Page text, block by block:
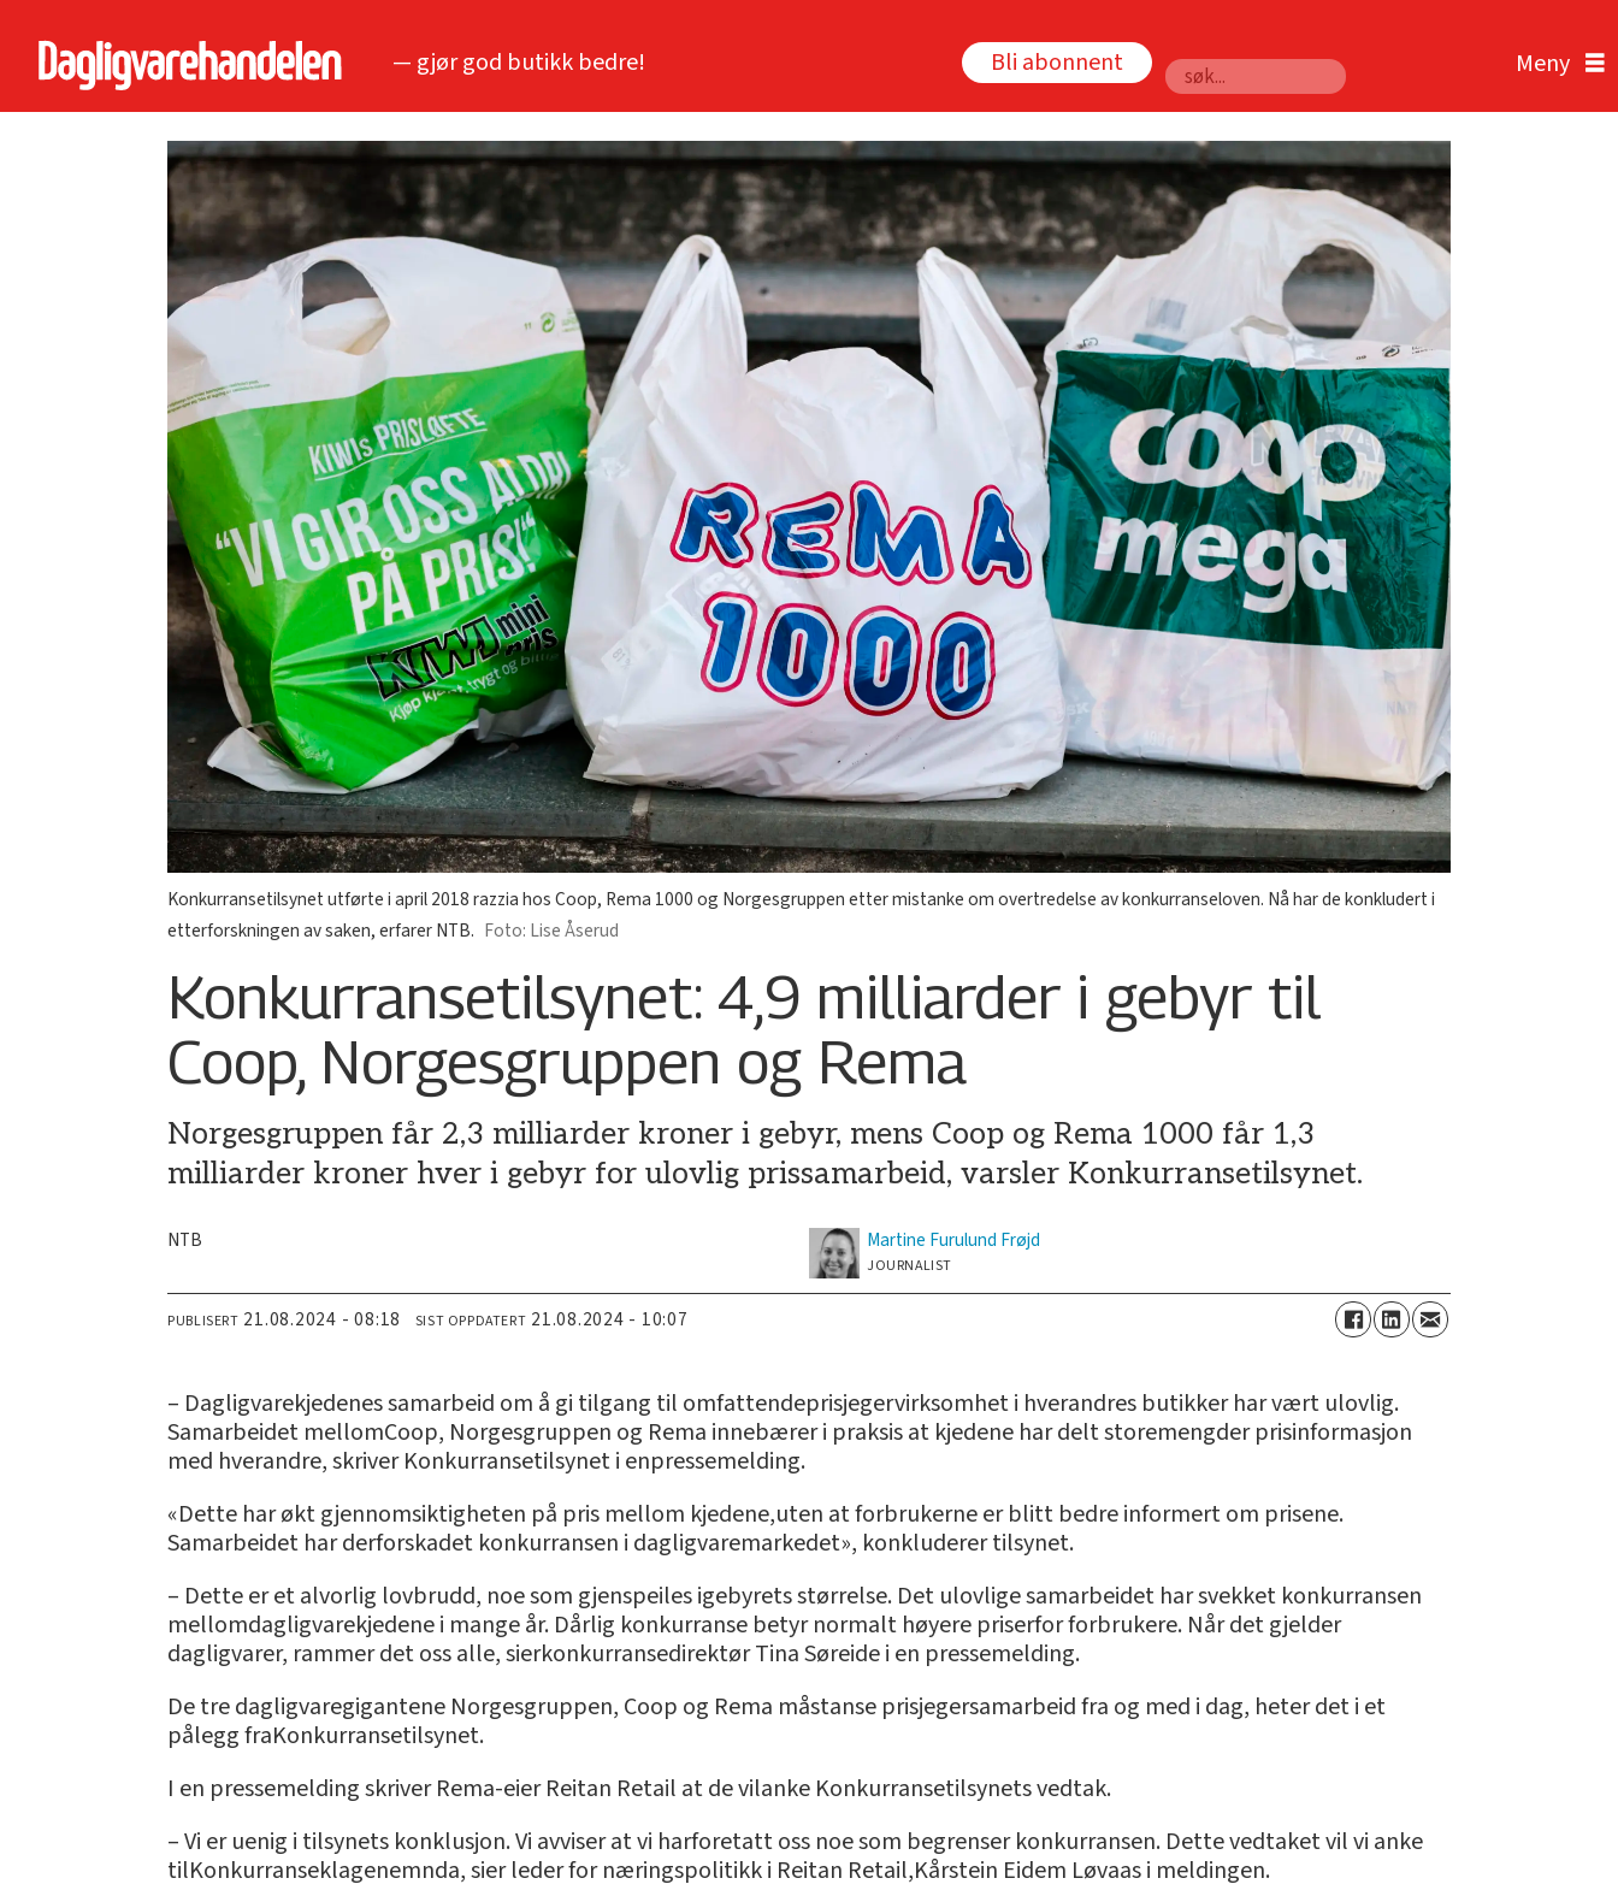
— gjør god butikk bedre! Bli abonnent
Søk
Konkurransetilsynet utførte i april 2018 razzia hos Coop, Rema 1000 og Norgesgruppen etter mistanke om overtredelse av konkurranseloven. Nå har de konkludert i
etterforskningen av saken, erfarer NTB.
Lise Åserud
Konkurransetilsynet: 4,9 milliarder i gebyr til
Coop, Norgesgruppen og Rema
Norgesgruppen får 2,3 milliarder kroner i gebyr, mens Coop og Rema 1000 får 1,3
milliarder kroner hver i gebyr for ulovlig prissamarbeid, varsler Konkurransetilsynet.
NTB Martine Furulund Frøjd
JOURNALIST
PUBLISERT 21.08.2024 - 08:18 SIST OPPDATERT 21.08.2024 - 10:07
– Dagligvarekjedenes samarbeid om å gi tilgang til omfattendeprisjegervirksomhet i hverandres butikker har vært ulovlig.
Samarbeidet mellomCoop, Norgesgruppen og Rema innebærer i praksis at kjedene har delt storemengder prisinformasjon
med hverandre, skriver Konkurransetilsynet i enpressemelding.
«Dette har økt gjennomsiktigheten på pris mellom kjedene,uten at forbrukerne er blitt bedre informert om prisene.
Samarbeidet har derforskadet konkurransen i dagligvaremarkedet», konkluderer tilsynet.
– Dette er et alvorlig lovbrudd, noe som gjenspeiles igebyrets størrelse. Det ulovlige samarbeidet har svekket konkurransen
mellomdagligvarekjedene i mange år. Dårlig konkurranse betyr normalt høyere priserfor forbrukere. Når det gjelder
dagligvarer, rammer det oss alle, sierkonkurransedirektør Tina Søreide i en pressemelding.
De tre dagligvaregigantene Norgesgruppen, Coop og Rema måstanse prisjegersamarbeid fra og med i dag, heter det i et
pålegg fraKonkurransetilsynet.
I en pressemelding skriver Rema-eier Reitan Retail at de vilanke Konkurransetilsynets vedtak.
– Vi er uenig i tilsynets konklusjon. Vi avviser at vi harforetatt oss noe som begrenser konkurransen. Dette vedtaket vil vi anke
tilKonkurranseklagenemnda, sier leder for næringspolitikk i Reitan Retail,Kårstein Eidem Løvaas i meldingen.